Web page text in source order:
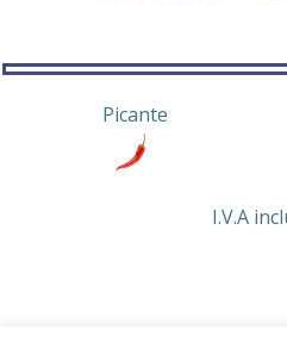
Picante
I.V.A